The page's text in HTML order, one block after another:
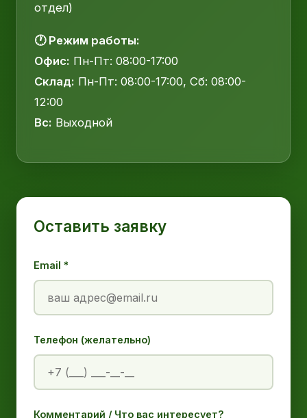
отдел)
🕐 Режим работы:
Офис: Пн-Пт: 08:00-17:00
Склад: Пн-Пт: 08:00-17:00, Сб: 08:00-
12:00
Вс: Выходной
Оставить заявку
Email *
Телефон (желательно)
Комментарий / Что вас интересует?